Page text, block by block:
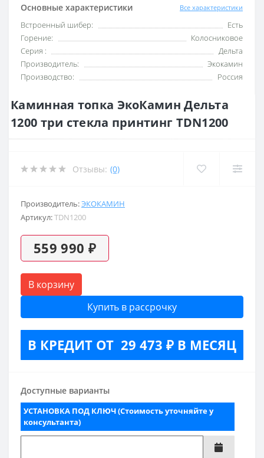
Основные характеристики Все характеристики
Встроенный шибер:
Есть
Горение:
Колосниковое
Серия :
Дельта
Производитель:
Экокамин
Производство:
Россия
Каминная топка ЭкоКамин Дельта
1200 три стекла принтинг TDN1200
Отзывы: (0)
Производитель:ЭКОКАМИН
Артикул:TDN1200
559 990 ₽
В корзину
Купить в рассрочку
В КРЕДИТ ОТ 29 473 ₽ В МЕСЯЦ
Доступные варианты
УСТАНОВКА ПОД КЛЮЧ (Стоимость уточняйте у
консультанта)